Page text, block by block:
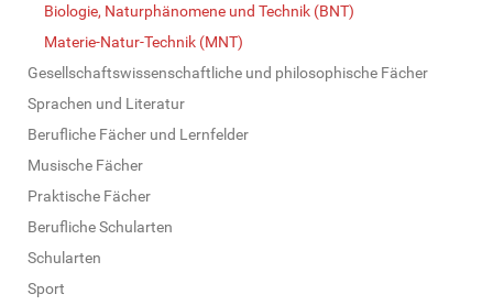
Biologie, Naturphänomene und Technik (BNT)
Materie-Natur-Technik (MNT)
Gesellschaftswissenschaftliche und philosophische Fächer
Sprachen und Literatur
Berufliche Fächer und Lernfelder
Musische Fächer
Praktische Fächer
Berufliche Schularten
Schularten
Sport